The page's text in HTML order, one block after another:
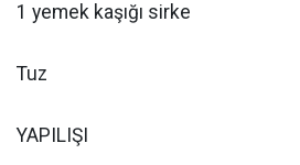
1 yemek kaşığı sirke
Tuz
YAPILIŞI